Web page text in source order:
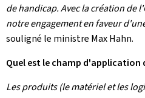
de handicap. Avec la création de
notre engagement en faveur
souligné le ministre Max Hahn.
Quel est le champ d'application
Les produits (le matériel et les